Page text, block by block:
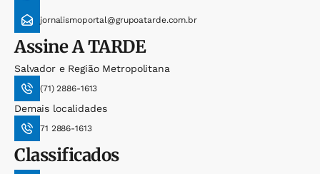
jornalismoportal@grupoatarde.com.br
AssineA TARDE
Salvador e Região Metropolitana
(71) 2886-1613
Demais localidades
71 2886-1613
Classificados